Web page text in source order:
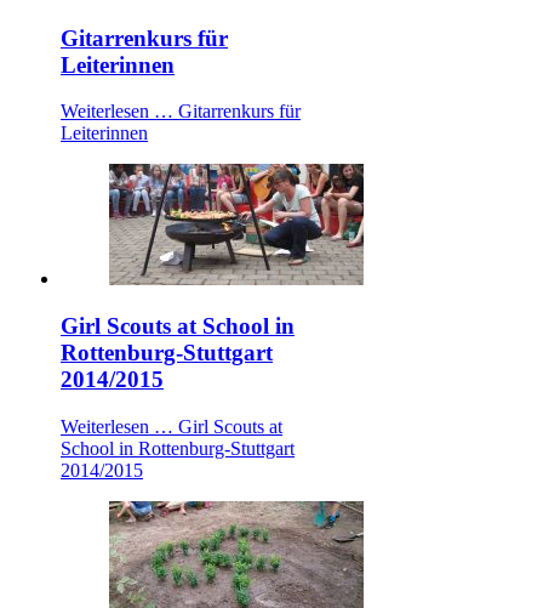
Gitarrenkurs für
Leiterinnen
Weiterlesen … Gitarrenkurs für
Leiterinnen
Girl Scouts at School in
Rottenburg-Stuttgart
2014/2015
Weiterlesen … Girl Scouts at
School in Rottenburg-Stuttgart
2014/2015